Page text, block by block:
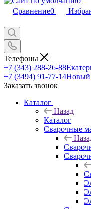
Сравнение0
Телефоны
+7 (343) 288-26-88
+7 (3494) 91-77-14Новый
Заказать звонок
Каталог
Назад
Каталог
Сварочные